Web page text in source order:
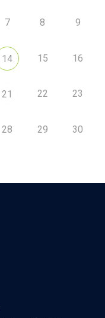
7 8 9
14 15 16
21 22 23
28 29 30